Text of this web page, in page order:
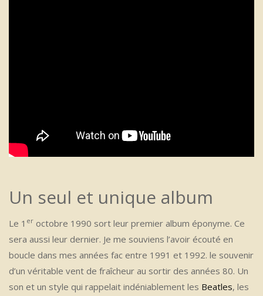
Un seul et unique album
Le 1 er octobre 1990 sort leur premier album éponyme. Ce
sera aussi leur dernier. Je me souviens l’avoir écouté en
boucle dans mes années fac entre 1991 et 1992. le souvenir
d’un véritable vent de fraîcheur au sortir des années 80. Un
son et un style qui rappelait indéniablement les Beatles, les